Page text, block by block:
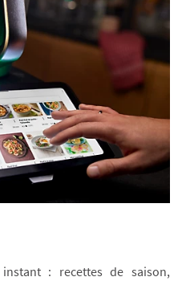
: recettes de saison,